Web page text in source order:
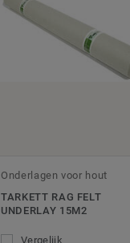
Onderlagen voor hout
TARKETT RAG FELT
UNDERLAY 15M2
Vergelijk